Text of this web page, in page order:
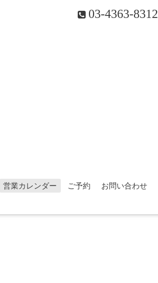
03-4363-8312
営業カレンダー ご予約
お問い合わせ